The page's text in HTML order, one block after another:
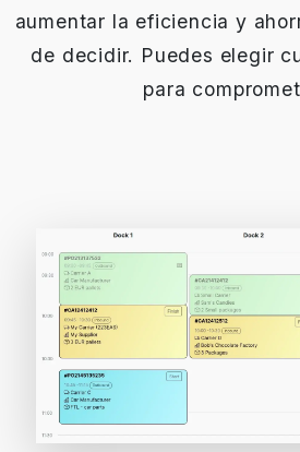
aumentar la eficiencia y
de decidir. Puedes elegir
para